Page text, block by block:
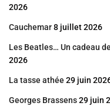
2026
Cauchemar8 juillet 2026
Les Beatles… Un cadeau
2026
La tasse athée 29 juin
Georges Brassens29 juin